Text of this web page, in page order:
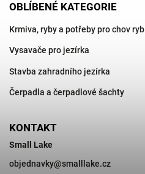
OBLÍBENÉ KATEGORIE
Krmiva, ryby a potřeby pro chov ryb
Vysavače pro jezírka
Stavba zahradního jezírka
Čerpadla a čerpadlové šachty
KONTAKT
Small Lake
objednavky@smalllake.cz